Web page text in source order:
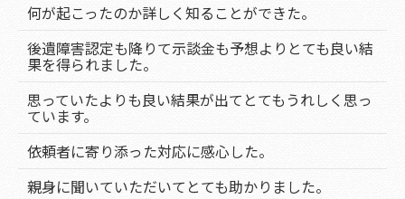
何が起こったのか詳しく知ることができた。
後遺障害認定も降りて示談金も予想よりとても良い結
果を得られました。
思っていたよりも良い結果が出てとてもうれしく思っ
ています。
依頼者に寄り添った対応に感心した。
親身に聞いていただいてとても助かりました。